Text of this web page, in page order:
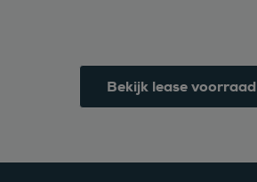
Bekijk lease voorraad